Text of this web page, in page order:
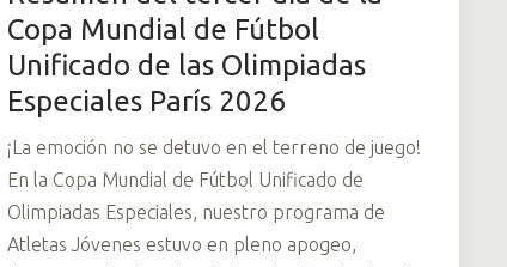
Copa Mundial de Fútbol
Unificado de las Olimpiadas
Especiales París 2026
¡La emoción no se detuvo en el terreno de juego!
En la Copa Mundial de Fútbol Unificado de
Olimpiadas Especiales, nuestro programa de
Atletas Jóvenes estuvo en pleno apogeo,